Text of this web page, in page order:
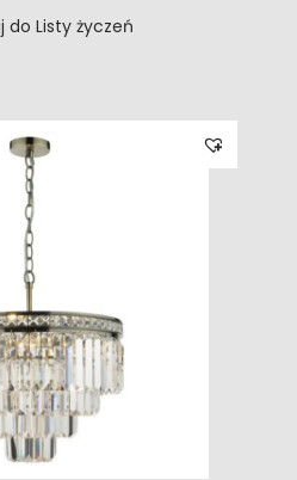
do Listy życzeń